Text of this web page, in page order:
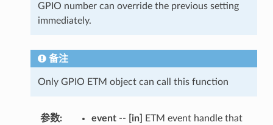
GPIO number can override the previous setting
immediately.
备注
Only GPIO ETM object can call this function
参数: event-- [in]
ETM event handle that